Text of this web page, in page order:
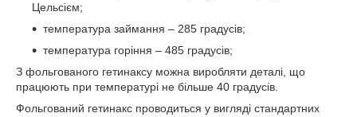
Цельсієм;
температура займання – 285 градусів;
температура горіння – 485 градусів;
З фольгованого гетинаксу можна виробляти деталі, що
працюють при температурі не більше 40 градусів.
Фольгований гетинакс проводиться у вигляді стандартних